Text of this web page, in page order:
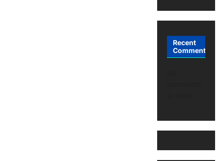
Recent
Comments